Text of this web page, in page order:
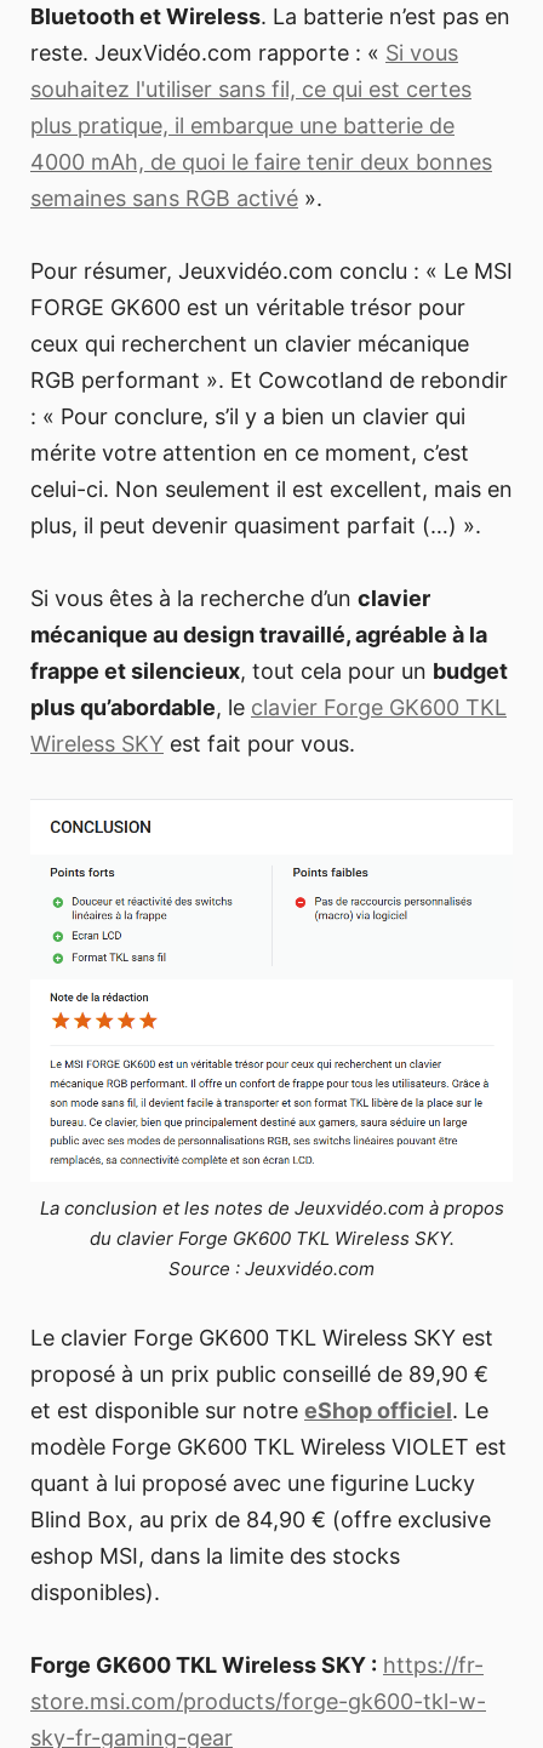
Bluetooth et Wireless. La batterie n’est pas en
reste. JeuxVidéo.com rapporte : « Si vous
souhaitez l'utiliser sans fil, ce qui est certes
plus pratique, il embarque une batterie de
4000 mAh, de quoi le faire tenir deux bonnes
semaines sans RGB activé ».
Pour résumer, Jeuxvidéo.com conclu : « Le MSI
FORGE GK600 est un véritable trésor pour
ceux qui recherchent un clavier mécanique
RGB performant ». Et Cowcotland de rebondir
: « Pour conclure, s’il y a bien un clavier qui
mérite votre attention en ce moment, c’est
celui-ci. Non seulement il est excellent, mais en
plus, il peut devenir quasiment parfait (…) ».
Si vous êtes à la recherche d’un clavier
mécanique au design travaillé, agréable à la
frappe et silencieux, tout cela pour un budget
plus qu’abordable, le clavier Forge GK600 TKL
Wireless SKY est fait pour vous.
La conclusion et les notes de Jeuxvidéo.com à propos
du clavier Forge GK600 TKL Wireless SKY.
Source : Jeuxvidéo.com
Le clavier Forge GK600 TKL Wireless SKY est
proposé à un prix public conseillé de 89,90 €
et est disponible sur notre eShop officiel. Le
modèle Forge GK600 TKL Wireless VIOLET est
quant à lui proposé avec une figurine Lucky
Blind Box, au prix de 84,90 € (offre exclusive
eshop MSI, dans la limite des stocks
disponibles).
Forge GK600 TKL Wireless SKY : https://fr-
store.msi.com/products/forge-gk600-tkl-w-
sky-fr-gaming-gear